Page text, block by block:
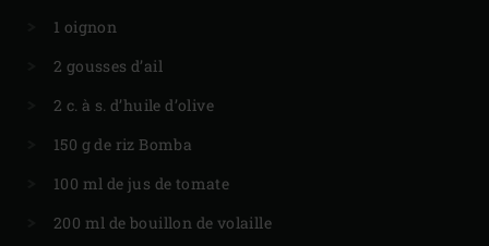
1 oignon
2 gousses d’ail
2 c. à s. d’huile d’olive
150 g de riz Bomba
100 ml de jus de tomate
200 ml de bouillon de volaille